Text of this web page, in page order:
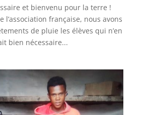
et bienvenu pour la terre !
l’association française, nous avons
de pluie les élèves qui n’en
bien nécessaire...